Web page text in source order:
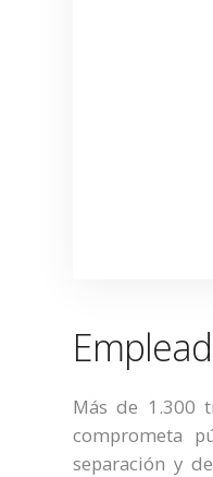
Más de 1.300
comprometa
separación y